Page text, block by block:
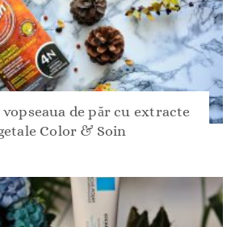
de păr cu extracte
Color & Soin